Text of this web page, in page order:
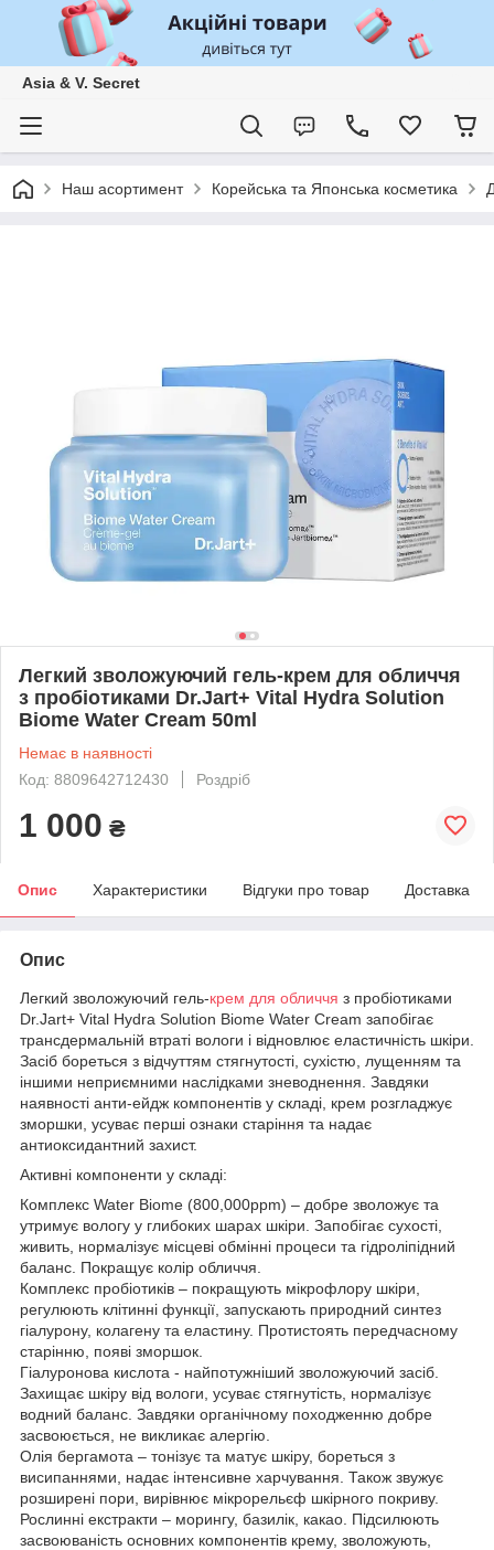
Asia & V. Secret
Наш асортимент Корейська та Японська косметика
Легкий зволожуючий гель-крем для обличчя
з пробіотиками Dr.Jart+ Vital Hydra Solution
Biome Water Cream 50ml
Немає в наявності
Код: 8809642712430
Роздріб
1 000 ₴
Опис Характеристики Відгуки про товар Доставка
Опис
Легкий зволожуючий гель-крем для обличчя з пробіотиками
Dr.Jart+ Vital Hydra Solution Biome Water Cream запобігає
трансдермальній втраті вологи і відновлює еластичність шкіри.
Засіб бореться з відчуттям стягнутості, сухістю, лущенням та
іншими неприємними наслідками зневоднення. Завдяки
наявності анти-ейдж компонентів у складі, крем розгладжує
зморшки, усуває перші ознаки старіння та надає
антиоксидантний захист.
Активні компоненти у складі:
Комплекс Water Biome (800,000ppm) – добре зволожує та
утримує вологу у глибоких шарах шкіри. Запобігає сухості,
живить, нормалізує місцеві обмінні процеси та гідроліпідний
баланс. Покращує колір обличчя.
Комплекс пробіотиків – покращують мікрофлору шкіри,
регулюють клітинні функції, запускають природний синтез
гіалурону, колагену та еластину. Протистоять передчасному
старінню, появі зморшок.
Гіалуронова кислота - найпотужніший зволожуючий засіб.
Захищає шкіру від вологи, усуває стягнутість, нормалізує
водний баланс. Завдяки органічному походженню добре
засвоюється, не викликає алергію.
Олія бергамота – тонізує та матує шкіру, бореться з
висипаннями, надає інтенсивне харчування. Також звужує
розширені пори, вирівнює мікрорельєф шкірного покриву.
Рослинні екстракти – морингу, базилік, какао. Підсилюють
засвоюваність основних компонентів крему, зволожують,